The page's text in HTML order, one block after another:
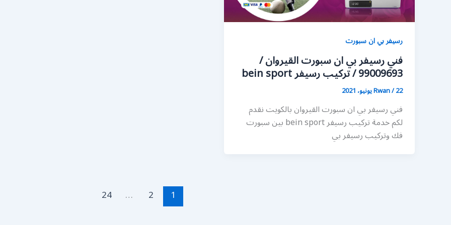
رسيفر بي ان سبورت
فني رسيفر بي ان سبورت القيروان /
99009693 / تركيب رسيفر bein sport
Rwan/22 يونيو، 2021
فني رسيفر بي ان سبورت القيروان بالكويت نقدم
لكم خدمة تركيب رسيفر bein sport بين سبورت
فك وتركيب رسيفر بي
1
2
…
24